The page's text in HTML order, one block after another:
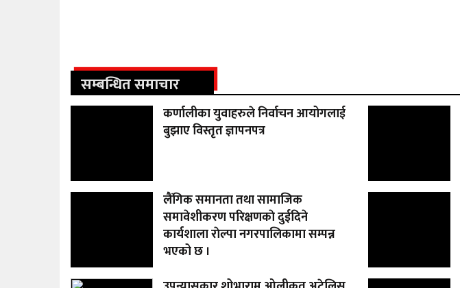
सम्बन्धित समाचार
कर्णालीका युवाहरुले निर्वाचन आयोगलाई
बुझाए विस्तृत ज्ञापनपत्र
लैंगिक समानता तथा सामाजिक
समावेशीकरण परिक्षणकाे दुईदिने
कार्यशाला राेल्पा नगरपालिकामा सम्पन्न
भएको छ ।